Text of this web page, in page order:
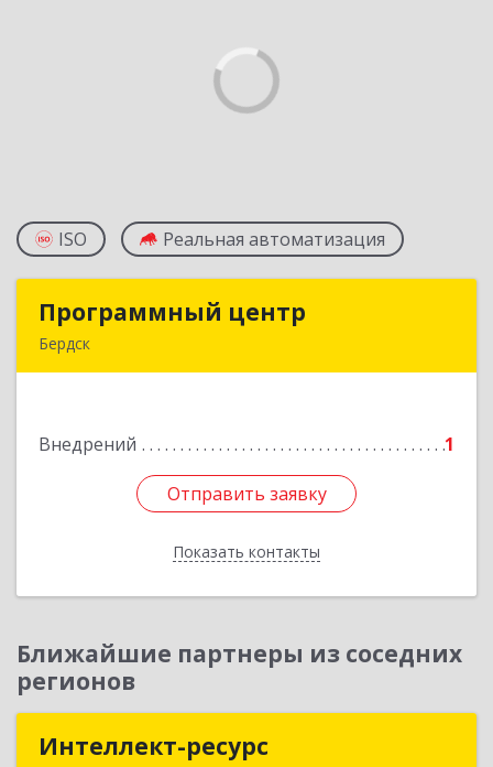
ISO Реальная автоматизация
Программный центр
Бердск
Внедрений 1
Отправить заявку
Показать контакты
Программный центр
Подробнее
Отправить заявку
Назад
Ближайшие партнеры из соседних
регионов
Интеллект-ресурсИнтеллект-ресурс